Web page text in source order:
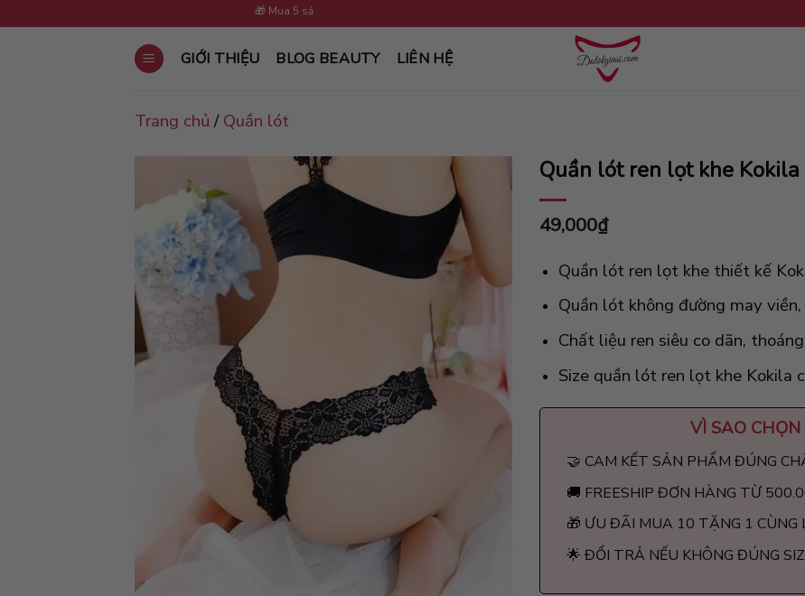
to
🎁 Mua 5 sản phẩm tặng 1 cùng loại
GIỚI THIỆU BLOG BEAUTY LIÊN HỆ
Trang chủ /Quần lót
Quần lót ren lọt khe Kokila
49,000₫
Quần lót ren lọt khe thiết kế
Quần lót không đường may
Chất liệu ren siêu co dãn,
Size quần lót ren lọt khe Kokila
VÌ SAO CHỌN
🤝 CAM KẾT SẢN PHẨM ĐÚNG
🚚 FREESHIP ĐƠN HÀNG TỪ
🎁 ƯU ĐÃI MUA 10 TẶNG 1 CÙNG
🌟 ĐỔI TRẢ NẾU KHÔNG ĐÚNG